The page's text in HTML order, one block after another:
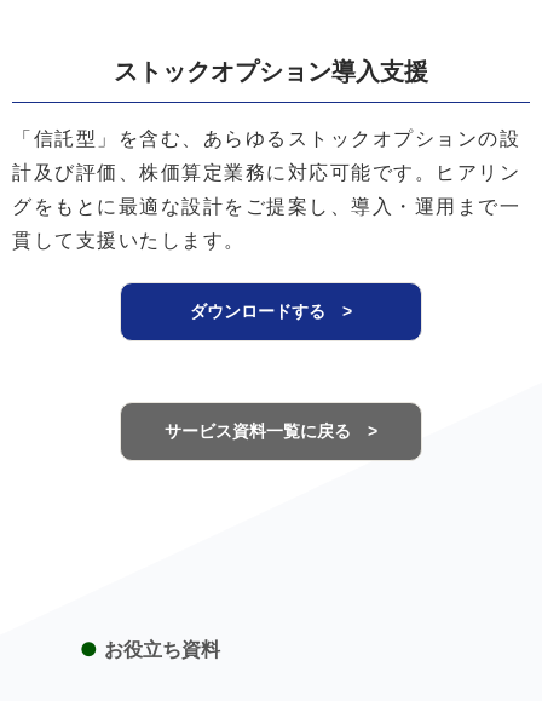
ストックオプション導入支援
「信託型」を含む、あらゆるストックオプションの設
計及び評価、株価算定業務に対応可能です。ヒアリン
グをもとに最適な設計をご提案し、導入・運用まで一
貫して支援いたします。
ダウンロードする >
サービス資料一覧に戻る >
● お役立ち資料